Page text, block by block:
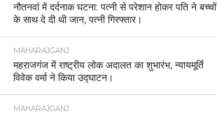
नौतनवां में दर्दनाक घटना: पत्नी से परेशान होकर पति ने बच्चों
के साथ दे दी थी जान, पत्नी गिरफ्तार।
MAHARAJGANJ
महराजगंज में राष्ट्रीय लोक अदालत का शुभारंभ, न्यायमूर्ति
विवेक वर्मा ने किया उद्घाटन।
MAHARAJGANJ